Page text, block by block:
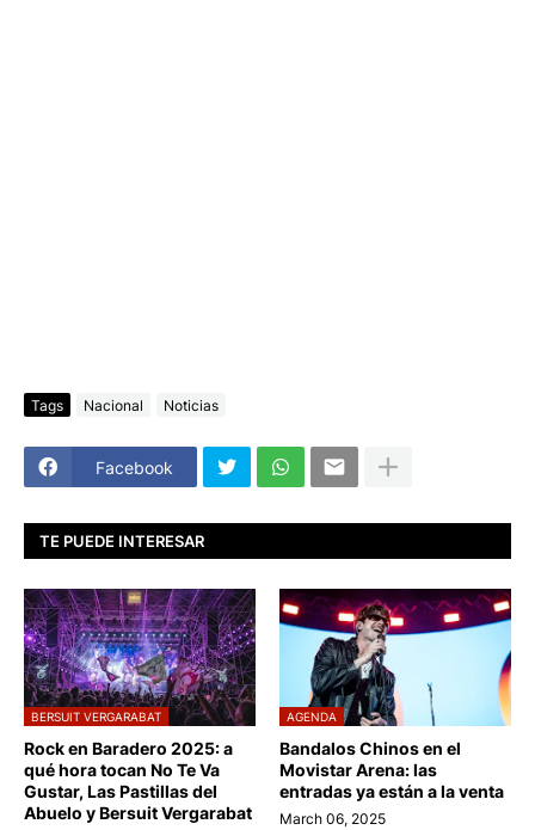
Tags Nacional Noticias
Facebook
TE PUEDE INTERESAR
BERSUIT VERGARABAT
Rock en Baradero 2025: a
qué hora tocan No Te Va
Gustar, Las Pastillas del
Abuelo y Bersuit Vergarabat
AGENDA
Bandalos Chinos en el
Movistar Arena: las
entradas ya están a la venta
March 06, 2025